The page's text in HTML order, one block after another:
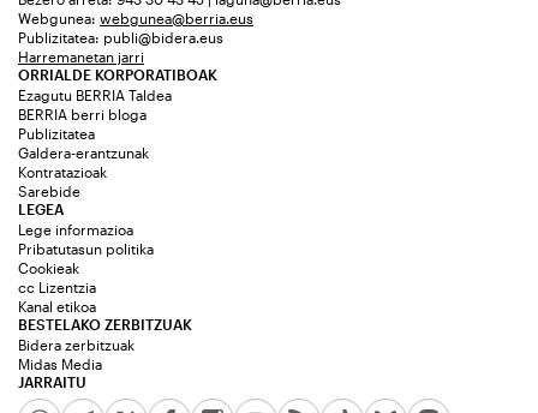
Webgunea: webgunea@berria.eus
Publizitatea: publi@bidera.eus
Harremanetan jarri
ORRIALDE KORPORATIBOAK
Ezagutu BERRIA Taldea
BERRIA berri bloga
Publizitatea
Galdera-erantzunak
Kontratazioak
Sarebide
JARRAITU
LEGEA
Lege informazioa
Pribatutasun politika
Cookieak
cc Lizentzia
Kanal etikoa
BESTELAKO ZERBITZUAK
Bidera zerbitzuak
Midas Media